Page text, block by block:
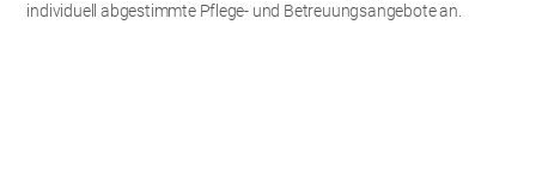
individuell abgestimmte Pflege- und Betreuungsangebote an.